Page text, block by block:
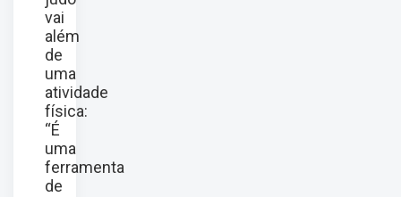
vai
além
de
uma
atividade
física:
“É
uma
ferramenta
de